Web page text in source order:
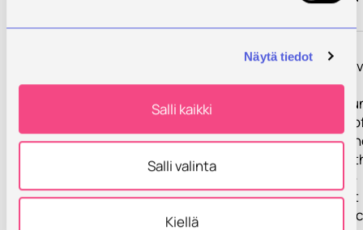
Näytä tiedot
Salli kaikki
Salli valinta
Kiellä
The aim of the
project is to
a basis for
consensus
feasible model
university
for Kazakhstan
can help to take
decisions about
what level of